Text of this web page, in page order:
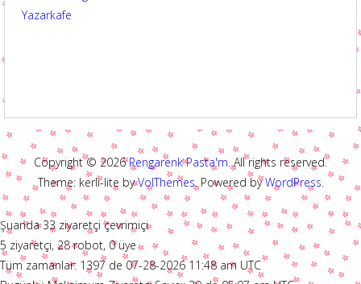
Copyright © 2026Rengarenk Pasta'm. All rights reserved.
Theme: kerli-lite byVolThemes. Powered byWordPress.
Şuanda 33 ziyaretçi çevrimiçi
5 ziyaretçi, 28 robot, 0 üye
Tüm zamanlar: 1397 de 07-28-2026 11:48 am UTC